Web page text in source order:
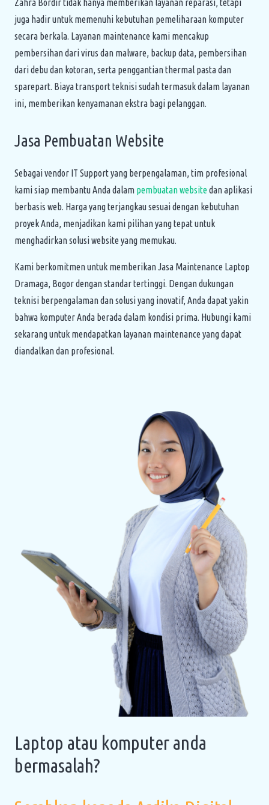
Zahra Bordir tidak hanya memberikan layanan reparasi, tetapi
juga hadir untuk memenuhi kebutuhan pemeliharaan komputer
secara berkala. Layanan maintenance kami mencakup
pembersihan dari virus dan malware, backup data, pembersihan
dari debu dan kotoran, serta penggantian thermal pasta dan
sparepart. Biaya transport teknisi sudah termasuk dalam layanan
ini, memberikan kenyamanan ekstra bagi pelanggan.
Jasa Pembuatan Website
Sebagai vendor IT Support yang berpengalaman, tim profesional
kami siap membantu Anda dalam pembuatan websitedan aplikasi
berbasis web. Harga yang terjangkau sesuai dengan kebutuhan
proyek Anda, menjadikan kami pilihan yang tepat untuk
menghadirkan solusi website yang memukau.
Kami berkomitmen untuk memberikan Jasa Maintenance Laptop
Dramaga, Bogor dengan standar tertinggi. Dengan dukungan
teknisi berpengalaman dan solusi yang inovatif, Anda dapat yakin
bahwa komputer Anda berada dalam kondisi prima. Hubungi kami
sekarang untuk mendapatkan layanan maintenance yang dapat
diandalkan dan profesional.
Laptop atau komputer anda
bermasalah?